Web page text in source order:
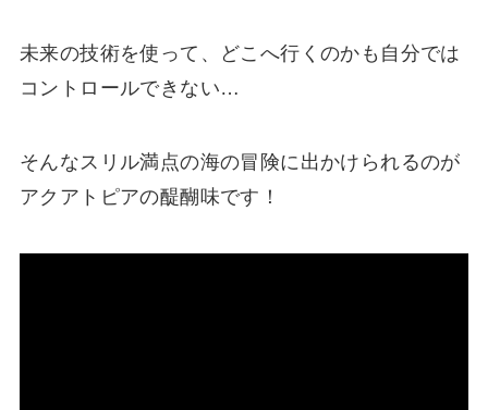
未来の技術を使って、どこへ行くのかも自分では
コントロールできない…
そんなスリル満点の海の冒険に出かけられるのが
アクアトピアの醍醐味です！